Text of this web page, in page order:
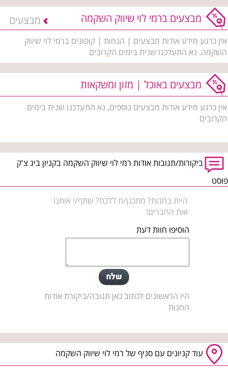
מבצעים ברמי לוי שיווק השקמה מבצעים
אין כרגע מידע אודות מבצעים | הנחות | קופונים ברמי לוי שיווק
השקמה. נא התעדכנו שנית בימים הקרובים
מבצעים באוכל | מזון ומשקאות
אין כרגע מידע אודות מבצעים נוספים, נא התעדכנו שנית בימים
הקרובים
ביקורות/תגובות אודות רמי לוי שיווק השקמה בקניון ביג צ'ק
פוסט
היית בחנות? מתכנן/ת ללכת? שתף/י אותנו
ואת החברים!
הוסיפו חוות דעת
היו הראשונים לכתוב כאן תגובה/ביקורת אודות
החנות
עוד קניונים עם סניף של רמי לוי שיווק השקמה